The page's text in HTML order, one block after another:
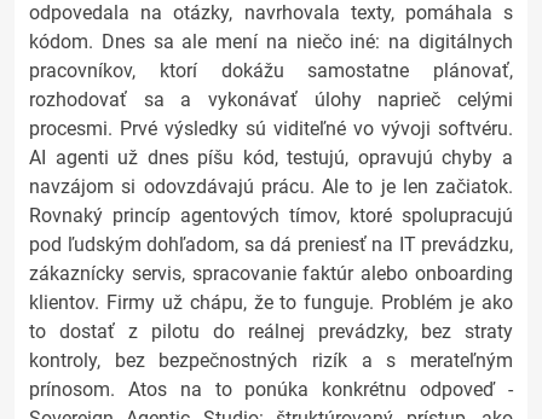
odpovedala na otázky, navrhovala texty, pomáhala s
kódom. Dnes sa ale mení na niečo iné: na digitálnych
pracovníkov, ktorí dokážu samostatne plánovať,
rozhodovať sa a vykonávať úlohy naprieč celými
procesmi. Prvé výsledky sú viditeľné vo vývoji softvéru.
AI agenti už dnes píšu kód, testujú, opravujú chyby a
navzájom si odovzdávajú prácu. Ale to je len začiatok.
Rovnaký princíp agentových tímov, ktoré spolupracujú
pod ľudským dohľadom, sa dá preniesť na IT prevádzku,
zákaznícky servis, spracovanie faktúr alebo onboarding
klientov. Firmy už chápu, že to funguje. Problém je ako
to dostať z pilotu do reálnej prevádzky, bez straty
kontroly, bez bezpečnostných rizík a s merateľným
prínosom. Atos na to ponúka konkrétnu odpoveď -